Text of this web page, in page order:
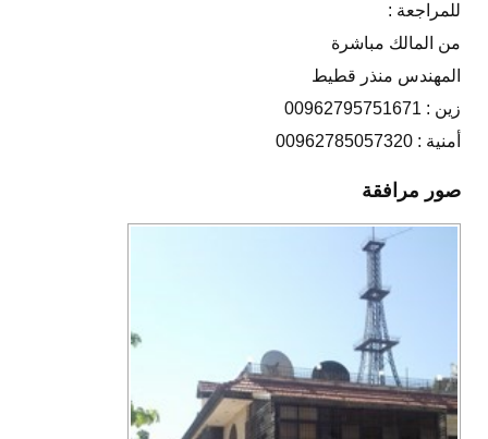
للمراجعة :
من المالك مباشرة
المهندس منذر قطيط
زين : 00962795751671
أمنية : 00962785057320
صور مرافقة